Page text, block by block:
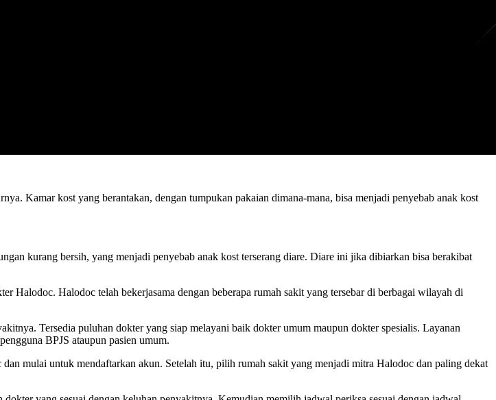
Kamar kost yang berantakan, dengan tumpukan pakaian dimana-mana, bisa menjadi penyebab anak kost
kurang bersih, yang menjadi penyebab anak kost terserang diare. Diare ini jika dibiarkan bisa berakibat
Halodoc. Halodoc telah bekerjasama dengan beberapa rumah sakit yang tersebar di berbagai wilayah di
Tersedia puluhan dokter yang siap melayani baik dokter umum maupun dokter spesialis. Layanan
BPJS ataupun pasien umum.
mulai untuk mendaftarkan akun. Setelah itu, pilih rumah sakit yang menjadi mitra Halodoc dan paling dekat